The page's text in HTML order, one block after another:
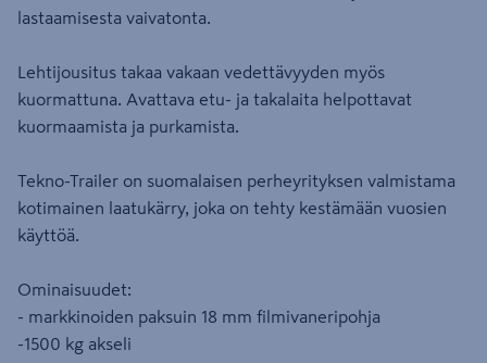
lastaamisesta vaivatonta.
Lehtijousitus takaa vakaan vedettävyyden myös
kuormattuna. Avattava etu- ja takalaita helpottavat
kuormaamista ja purkamista.
Tekno-Trailer on suomalaisen perheyrityksen valmistama
kotimainen laatukärry, joka on tehty kestämään vuosien
käyttöä.
Ominaisuudet:
- markkinoiden paksuin 18 mm filmivaneripohja
-1500 kg akseli